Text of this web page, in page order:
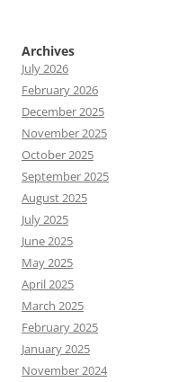
Archives
July 2026
February 2026
December 2025
November 2025
October 2025
September 2025
August 2025
July 2025
June 2025
May 2025
April 2025
March 2025
February 2025
January 2025
November 2024